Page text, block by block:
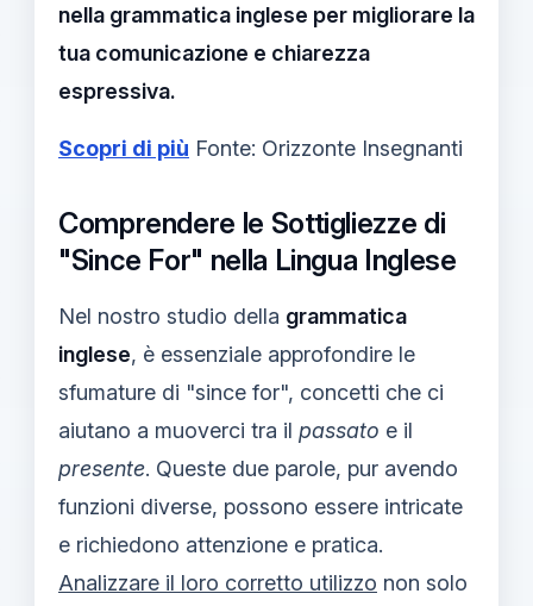
nella grammatica inglese per migliorare la
tua comunicazione e chiarezza
espressiva.
Scopri di più Fonte: Orizzonte Insegnanti
Comprendere le Sottigliezze di
"Since For" nella Lingua Inglese
Nel nostro studio della grammatica
inglese, è essenziale approfondire le
sfumature di "since for", concetti che ci
aiutano a muoverci tra il passato e il
presente. Queste due parole, pur avendo
funzioni diverse, possono essere intricate
e richiedono attenzione e pratica.
Analizzare il loro corretto utilizzo non solo